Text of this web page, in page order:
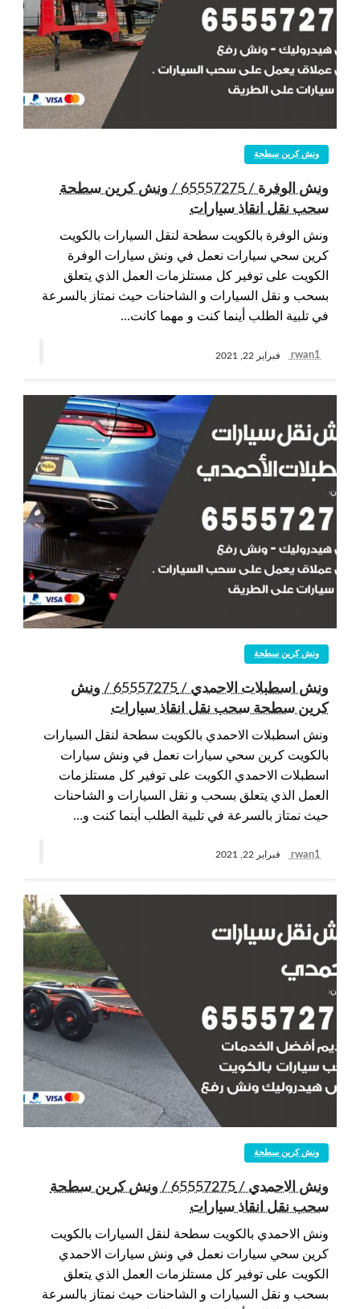
ونش كرين سطحة
ونش الوفرة / 65557275 / ونش كرين سطحة
سحب نقل انقاذ سيارات
ونش الوفرة بالكويت سطحة لنقل السيارات بالكويت
كرين سحي سيارات نعمل في ونش سيارات الوفرة
الكويت على توفير كل مستلزمات العمل الذي يتعلق
بسحب و نقل السيارات و الشاحنات حيث نمتاز بالسرعة
في تلبية الطلب أينما كنت و مهما كانت…
rwan1 فبراير 22, 2021
ونش كرين سطحة
ونش اسطبلات الاحمدي / 65557275 / ونش
كرين سطحة سحب نقل انقاذ سيارات
ونش اسطبلات الاحمدي بالكويت سطحة لنقل السيارات
بالكويت كرين سحي سيارات نعمل في ونش سيارات
اسطبلات الاحمدي الكويت على توفير كل مستلزمات
العمل الذي يتعلق بسحب و نقل السيارات و الشاحنات
حيث نمتاز بالسرعة في تلبية الطلب أينما كنت و…
rwan1 فبراير 22, 2021
ونش كرين سطحة
ونش الاحمدي / 65557275 / ونش كرين سطحة
سحب نقل انقاذ سيارات
ونش الاحمدي بالكويت سطحة لنقل السيارات بالكويت
كرين سحي سيارات نعمل في ونش سيارات الاحمدي
الكويت على توفير كل مستلزمات العمل الذي يتعلق
بسحب و نقل السيارات و الشاحنات حيث نمتاز بالسرعة